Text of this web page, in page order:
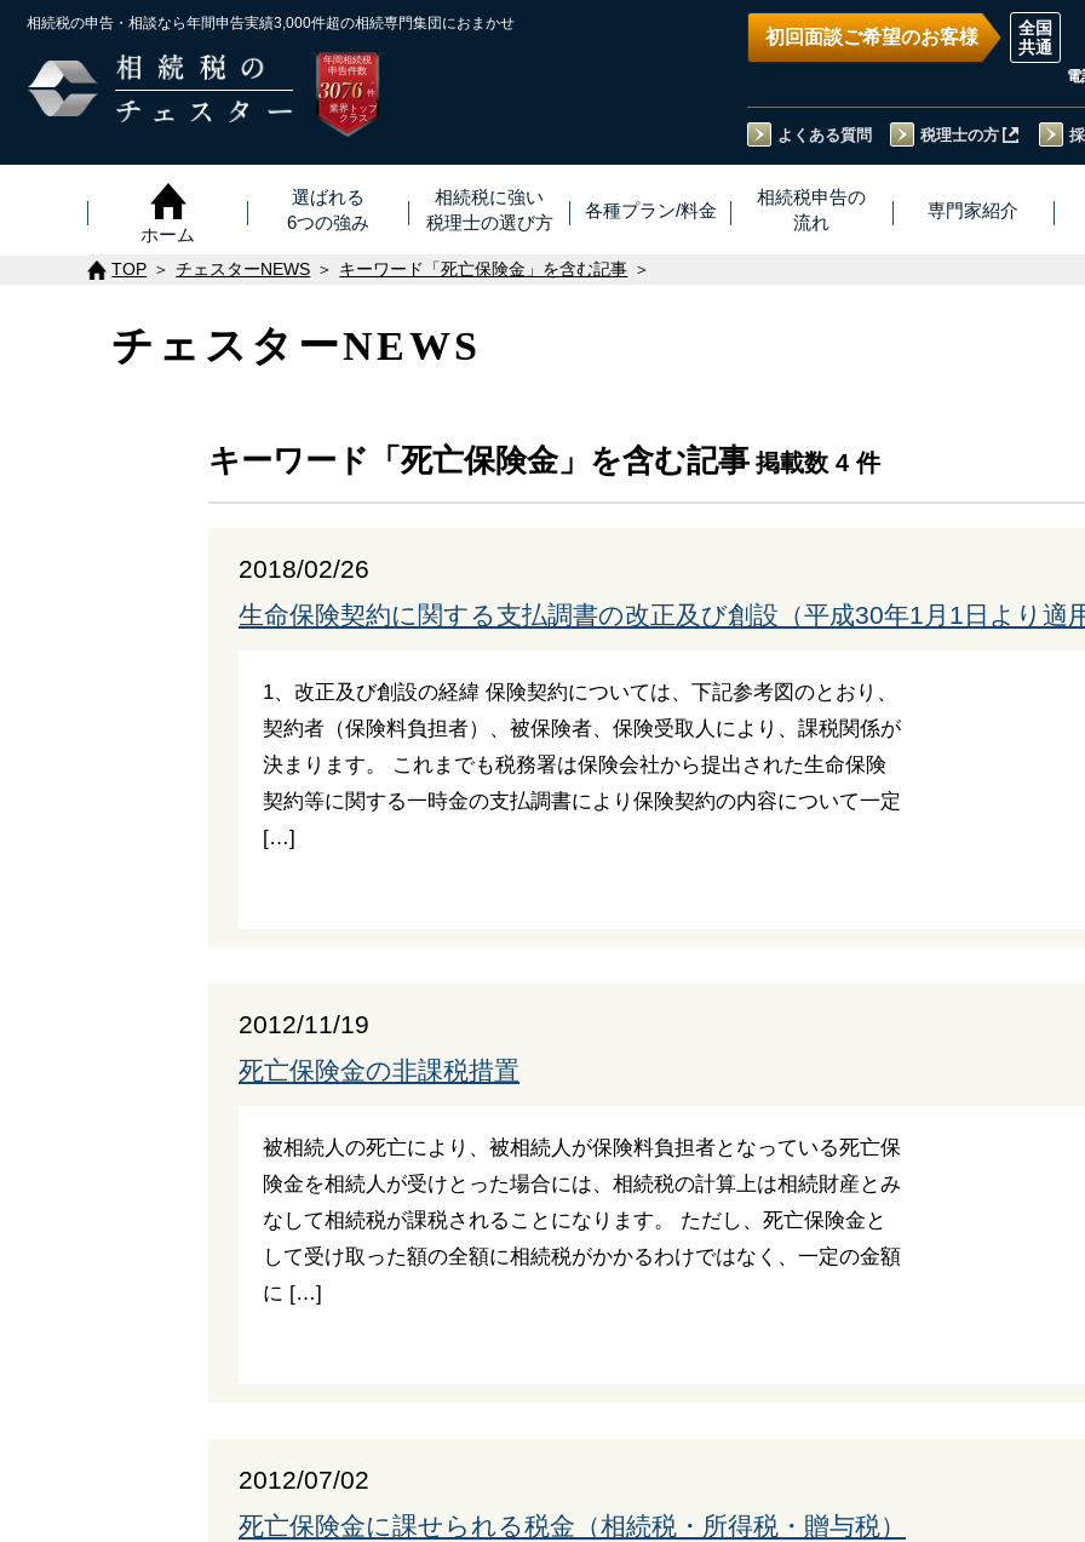
相続税の申告・相談なら年間申告実績3,000件超の相続専門集団におまかせ
年間相続税
申告件数
3076 ※
件
業界トップ
クラス
初回面談ご希望のお客様
よくある質問 税理士の方
ホーム
選ばれる
6つの強み
相続税に強い
税理士の選び方
各種プラン/料金
相続税申告の
流れ
専門家紹介
TOP チェスターNEWS キーワード「死亡保険金」を含む記事
チェスターNEWS
キーワード「死亡保険金」を含む記事 掲載数 4 件
2018/02/26
生命保険契約に関する支払調書の改正及び創設（平成30年1月1日より適用
1、改正及び創設の経緯 保険契約については、下記参考図のとおり、
契約者（保険料負担者）、被保険者、保険受取人により、課税関係が
決まります。 これまでも税務署は保険会社から提出された生命保険
契約等に関する一時金の支払調書により保険契約の内容について一定
[…]
2012/11/19
死亡保険金の非課税措置
被相続人の死亡により、被相続人が保険料負担者となっている死亡保
険金を相続人が受けとった場合には、相続税の計算上は相続財産とみ
なして相続税が課税されることになります。 ただし、死亡保険金と
して受け取った額の全額に相続税がかかるわけではなく、一定の金額
に […]
2012/07/02
死亡保険金に課せられる税金（相続税・所得税・贈与税）